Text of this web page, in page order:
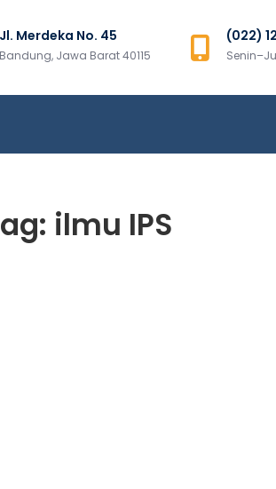
Jl. Merdeka No. 45
Bandung, Jawa Barat 40115
(022)
ilmu IPS